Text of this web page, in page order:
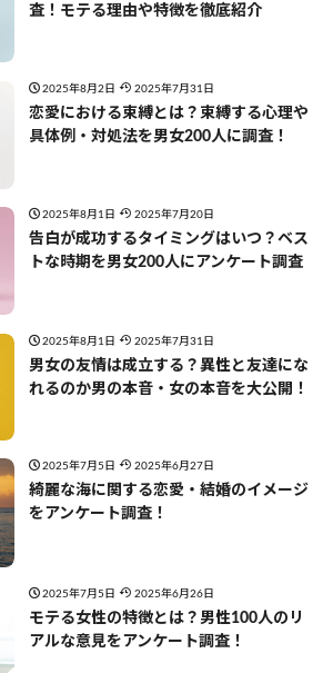
査！モテる理由や特徴を徹底紹介
2025年8月2日 2025年7月31日
恋愛における束縛とは？束縛する心理や
具体例・対処法を男女200人に調査！
2025年8月1日 2025年7月20日
告白が成功するタイミングはいつ？ベス
トな時期を男女200人にアンケート調査
2025年8月1日 2025年7月31日
男女の友情は成立する？異性と友達にな
れるのか男の本音・女の本音を大公開！
2025年7月5日 2025年6月27日
綺麗な海に関する恋愛・結婚のイメージ
をアンケート調査！
2025年7月5日 2025年6月26日
モテる女性の特徴とは？男性100人のリ
アルな意見をアンケート調査！